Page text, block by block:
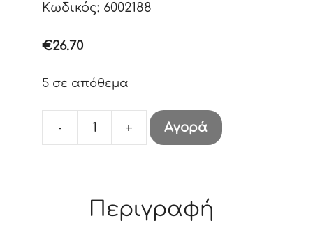
Κωδικός: 6002188
€26.70
5 σε απόθεμα
-
Stitch
ποσότητα
+ Αγορά
Περιγραφή